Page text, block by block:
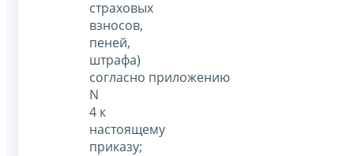
страховых
взносов,
пеней,
штрафа)
согласно приложению
N
4 к
настоящему
приказу;